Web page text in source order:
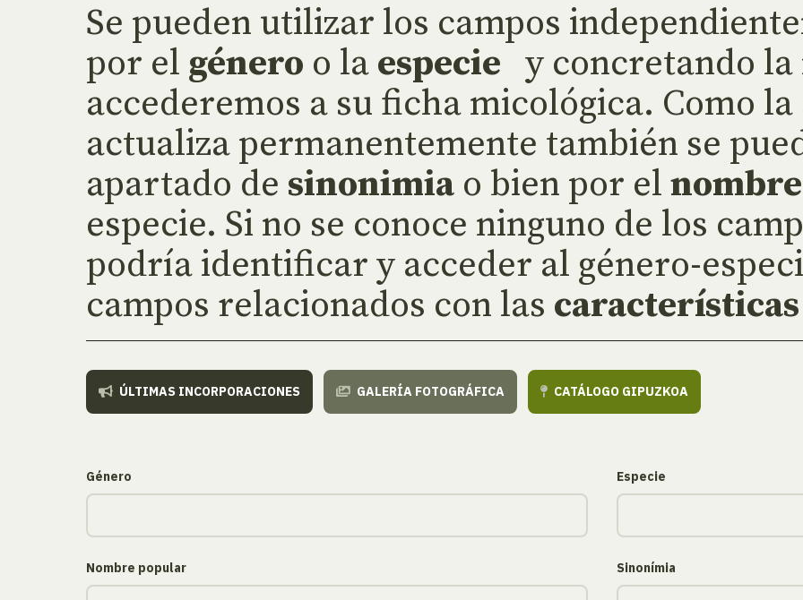
Se pueden utilizar los campos
por el género o la especie y concretando la
accederemos a su ficha micológica. Como
actualiza permanentemente también se
apartado de sinonimia o bien por el
especie. Si no se conoce ninguno de los
podría identificar y acceder al género-
campos relacionados con las características
ÚLTIMAS INCORPORACIONES GALERÍA FOTOGRÁFICA CATÁLOGO GIPUZKOA
Género Especie
Nombre popular Sinonímia